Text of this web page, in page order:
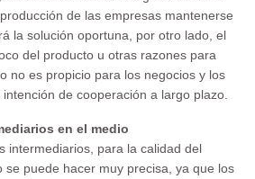
de las empresas mantenerse
la solución oportuna, por otro lado, el
del producto u otras razones para
no es propicio para los negocios y los
de cooperación a largo plazo.
en el medio
intermediarios, para la calidad del
se puede hacer muy precisa, ya que los